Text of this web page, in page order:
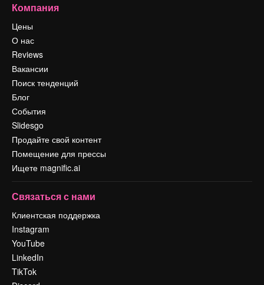
Компания
Цены
О нас
Reviews
Вакансии
Поиск тенденций
Блог
События
Slidesgo
Продайте свой контент
Помещение для прессы
Ищете magnific.ai
Связаться с нами
Клиентская поддержка
Instagram
YouTube
LinkedIn
TikTok